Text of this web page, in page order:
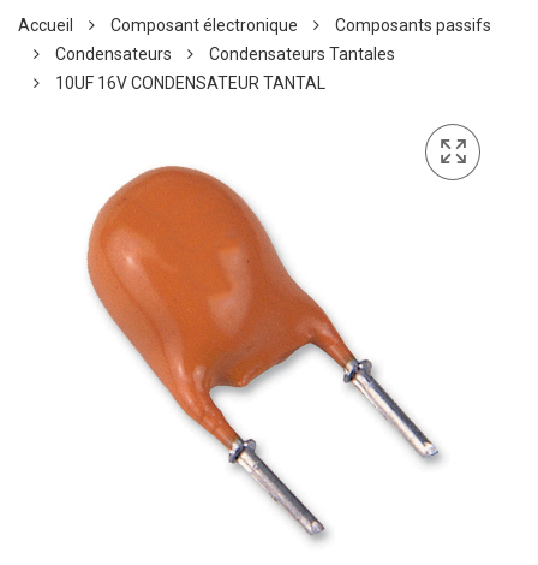
Accueil Composant électronique
Composants passifs
Condensateurs
Condensateurs Tantales
10UF 16V CONDENSATEUR TANTAL